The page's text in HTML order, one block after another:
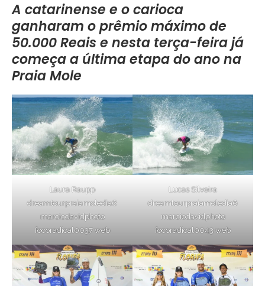
A catarinense e o carioca
ganharam o prêmio máximo de
50.000 Reais e nesta terça-feira já
começa a última etapa do ano na
Praia Mole
Laura Raupp
dreamtourpraiamoledia6
marciodavidphoto
focoradical0037 web
Lucas Silveira
dreamtourpraiamoledia6
marciodavidphoto
focoradical0043 web